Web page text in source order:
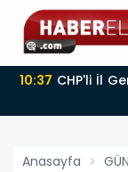
10:37 CHP'li İl
Anasayfa